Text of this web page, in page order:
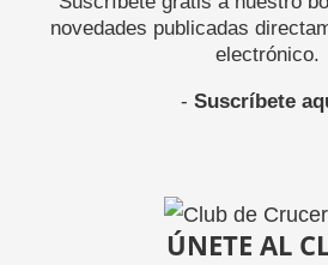
novedades publicadas
electrónico.
- Suscríbete
ÚNETE AL